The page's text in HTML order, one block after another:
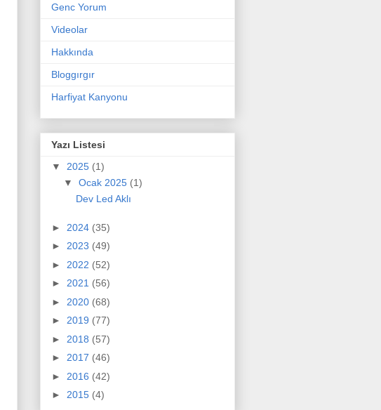
Genc Yorum
Videolar
Hakkında
Bloggırgır
Harfiyat Kanyonu
Yazı Listesi
▼ 2025 (1)
▼ Ocak 2025 (1)
Dev Led Aklı
► 2024 (35)
► 2023 (49)
► 2022 (52)
► 2021 (56)
► 2020 (68)
► 2019 (77)
► 2018 (57)
► 2017 (46)
► 2016 (42)
► 2015 (4)